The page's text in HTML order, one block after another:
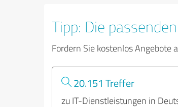
Tipp: Die
Fordern Sie kostenlos
20.151 Treffer
zu IT-Dienstleistungen in